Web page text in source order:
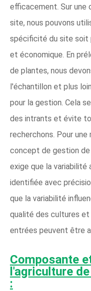
efficacement. Sur une
site, nous pouvons
spécificité du site soit
et économique. En
de plantes, nous
l'échantillon et plus
pour la gestion. Cela
des intrants et évite
recherchons. Pour
concept de gestion
exige que la variabilité
identifiée avec
que la variabilité
qualité des cultures et
entrées peuvent être
Composante
l'agriculture
: